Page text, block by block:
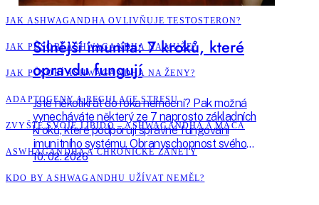
JAK ASHWAGANDHA OVLIVŇUJE TESTOSTERON?
JAK PŮSOBÍ ASHWAGANDHA NA MUŽE?
JAK PŮSOBÍ ASHWAGANDHA NA ŽENY?
ADAPTOGENY A REGULACE STRESU
ZVYŠTE SVOJE LIBIDO – ASHWAGANDHA A MACA
ASWHAGANDHA A CHRONICKÉ ZÁNĚTY
KDO BY ASHWAGANDHU UŽÍVAT NEMĚL?
Silnější imunita: 7 kroků, které
opravdu fungují
Jste několikrát do roka nemocní? Pak možná
vynecháváte některý ze 7 naprosto základních
kroků, které podporují správné fungování
imunitního systému. Obranyschopnost svého
organismu můžete zlepšit příjemně a
udržitelně – a žít tak mnohem kvalitnější život.
Poradíme vám, jak začít už dnes.
10. 02. 2026